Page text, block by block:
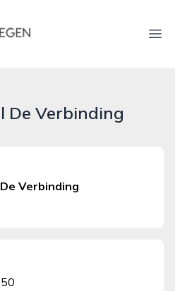
De Verbinding
Verbinding